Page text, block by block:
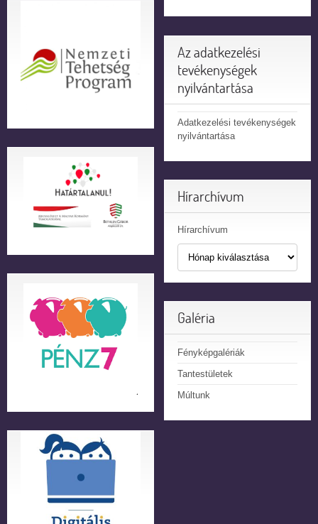
Az adatkezelési
tevékenységek
nyilvántartása
Adatkezelési tevékenységek
nyilvántartása
Hírarchívum
Hírarchívum
Galéria
Fényképgalériák
Tantestületek
Múltunk